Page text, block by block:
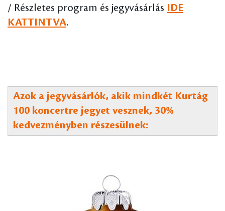
/ Részletes program és jegyvásárlás IDE
KATTINTVA.
Azok a jegyvásárlók, akik mindkét Kurtág
100 koncertre jegyet vesznek, 30%
kedvezményben részesülnek: